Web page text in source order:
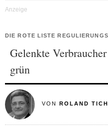
DIE ROTE LISTE
Gelenkte
grün
VON ROLAND